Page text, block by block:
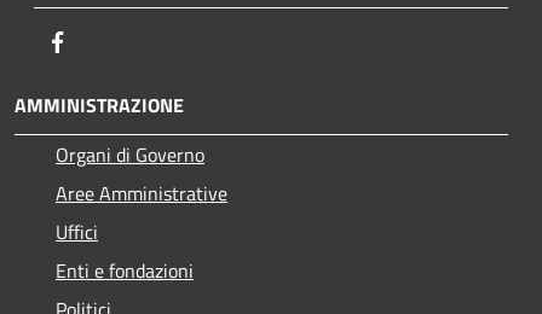
AMMINISTRAZIONE
Organi di Governo
Aree Amministrative
Uffici
Enti e fondazioni